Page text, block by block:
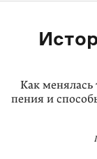
Как менялась
пения и